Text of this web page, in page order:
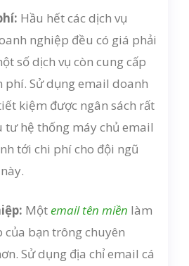
Hầu hết các dịch vụ
nghiệp đều có giá phải
số dịch vụ còn cung cấp
phí. Sử dụng email doanh
kiệm được ngân sách rất
tư hệ thống máy chủ email
tới chi phí cho đội ngũ
Mộtemail tên miền làm
bạn trông chuyên
Sử dụng địa chỉ email cá